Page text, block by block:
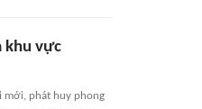
khu vực
mới, phát huy phong